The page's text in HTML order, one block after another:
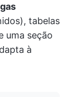
tabelas
uma seção
à